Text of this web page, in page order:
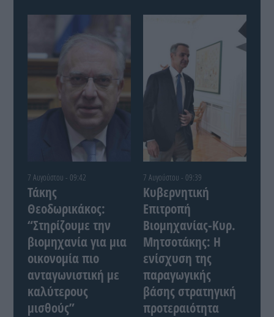
7 Αυγούστου - 09:42
Τάκης
Θεοδωρικάκος:
“Στηρίζουμε την
βιομηχανία για μια
οικονομία πιο
ανταγωνιστική με
καλύτερους
μισθούς”
7 Αυγούστου - 09:39
Κυβερνητική
Επιτροπή
Βιομηχανίας-Κυρ.
Μητσοτάκης: Η
ενίσχυση της
παραγωγικής
βάσης στρατηγική
προτεραιότητα